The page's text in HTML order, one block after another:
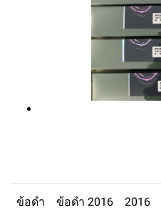
ข้อดำ ข้อดำ 2016 2016